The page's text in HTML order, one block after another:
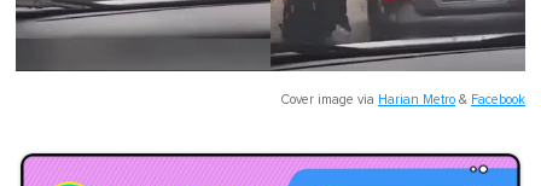
Cover image via Harian Metro & Facebook